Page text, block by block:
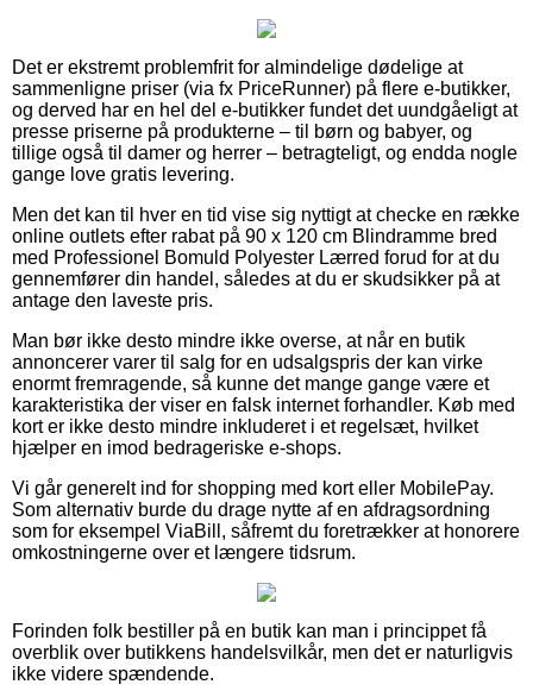
Det er ekstremt problemfrit for almindelige dødelige at
sammenligne priser (via fx PriceRunner) på flere e-butikker,
og derved har en hel del e-butikker fundet det uundgåeligt at
presse priserne på produkterne – til børn og babyer, og
tillige også til damer og herrer – betragteligt, og endda nogle
gange love gratis levering.
Men det kan til hver en tid vise sig nyttigt at checke en række
online outlets efter rabat på 90 x 120 cm Blindramme bred
med Professionel Bomuld Polyester Lærred forud for at du
gennemfører din handel, således at du er skudsikker på at
antage den laveste pris.
Man bør ikke desto mindre ikke overse, at når en butik
annoncerer varer til salg for en udsalgspris der kan virke
enormt fremragende, så kunne det mange gange være et
karakteristika der viser en falsk internet forhandler. Køb med
kort er ikke desto mindre inkluderet i et regelsæt, hvilket
hjælper en imod bedrageriske e-shops.
Vi går generelt ind for shopping med kort eller MobilePay.
Som alternativ burde du drage nytte af en afdragsordning
som for eksempel ViaBill, såfremt du foretrækker at honorere
omkostningerne over et længere tidsrum.
Forinden folk bestiller på en butik kan man i princippet få
overblik over butikkens handelsvilkår, men det er naturligvis
ikke videre spændende.